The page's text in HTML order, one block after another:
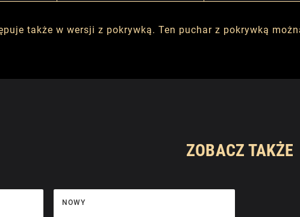
także w wersji z pokrywką. Ten puchar z pokrywką
ZOBACZ TAKŻE
NOWY